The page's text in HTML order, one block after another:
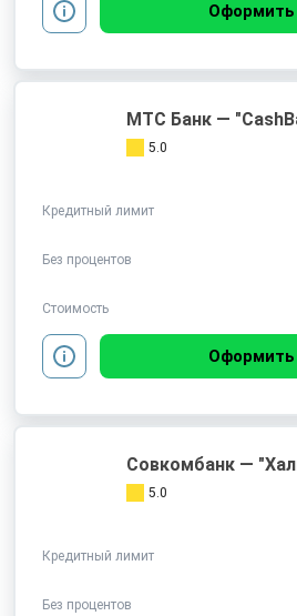
Оформить
МТС Банк —
5.0
Кредитный лимит
Без процентов
Стоимость
Оформить
Совкомбанк —
5.0
Кредитный лимит
Без процентов